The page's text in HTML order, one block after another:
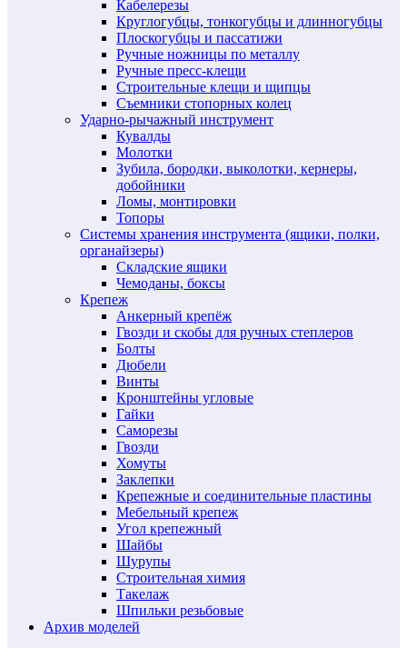
Кабелерезы
Круглогубцы, тонкогубцы и длинногубцы
Плоскогубцы и пассатижи
Ручные ножницы по металлу
Ручные пресс-клещи
Строительные клещи и щипцы
Съемники стопорных колец
Ударно-рычажный инструмент
Кувалды
Молотки
Зубила, бородки, выколотки, кернеры,
добойники
Ломы, монтировки
Топоры
Системы хранения инструмента (ящики, полки,
органайзеры)
Складские ящики
Чемоданы, боксы
Крепеж
Анкерный крепёж
Гвозди и скобы для ручных степлеров
Болты
Дюбели
Винты
Кронштейны угловые
Гайки
Саморезы
Гвозди
Хомуты
Заклепки
Крепежные и соединительные пластины
Мебельный крепеж
Угол крепежный
Шайбы
Шурупы
Строительная химия
Такелаж
Шпильки резьбовые
Архив моделей